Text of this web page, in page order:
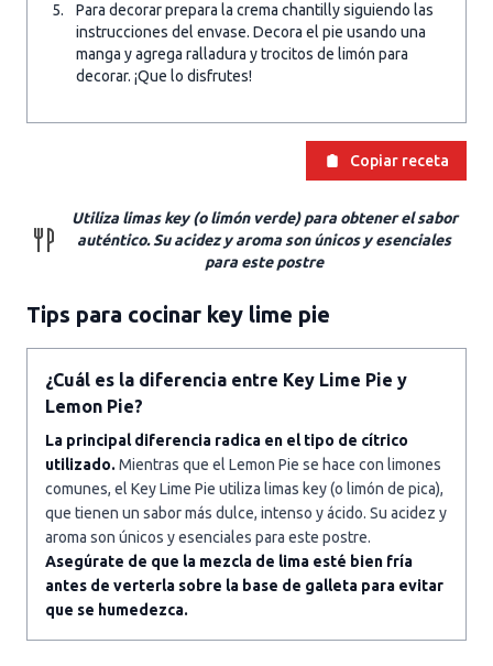
Para decorar prepara la crema chantilly siguiendo las
instrucciones del envase. Decora el pie usando una
manga y agrega ralladura y trocitos de limón para
decorar. ¡Que lo disfrutes!
Copiar receta
Utiliza limas key (o limón verde) para obtener el sabor
auténtico. Su acidez y aroma son únicos y esenciales
para este postre
Tips para cocinar key lime pie
¿Cuál es la diferencia entre Key Lime Pie y
Lemon Pie?
La principal diferencia radica en el tipo de cítrico
utilizado. Mientras que el Lemon Pie se hace con limones
comunes, el Key Lime Pie utiliza limas key (o limón de pica),
que tienen un sabor más dulce, intenso y ácido. Su acidez y
aroma son únicos y esenciales para este postre.
Asegúrate de que la mezcla de lima esté bien fría
antes de verterla sobre la base de galleta para evitar
que se humedezca.